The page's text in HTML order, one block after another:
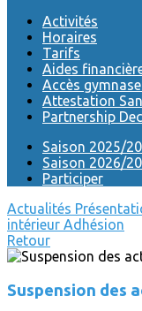
Activités
Horaires
Tarifs
Aides
Accès
Attestation
Partnership
Saison 2025/
Saison 2026/
Participer
Actualités
intérieur Adhésion
Retour
Suspension des